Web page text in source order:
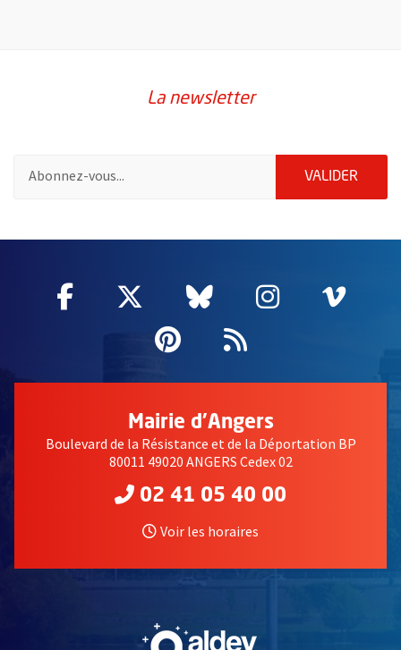
La newsletter
VALIDER
Facebook
, Ouvre une nouvelle fenêtre
Twitter
, Ouvre une nouvelle
Bluesky
, Ouvre une
Instagram
, Ouvre
,
Pinterest
, Ouvre une
Flux RSS
Mairie d'Angers
Boulevard de la Résistance et de la Déportation BP
80011 49020 ANGERS Cedex 02
02 41 05 40 00
Voir les horaires